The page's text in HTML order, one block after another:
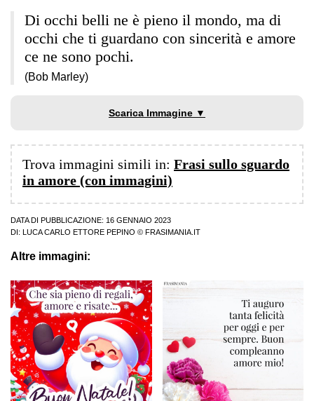
Di occhi belli ne è pieno il mondo, ma di
occhi che ti guardano con sincerità e amore
ce ne sono pochi.
(Bob Marley)
Scarica Immagine ▼
Trova immagini simili in: Frasi sullo sguardo
in amore (con immagini)
DATA DI PUBBLICAZIONE: 16 GENNAIO 2023
DI:
LUCA CARLO ETTORE PEPINO © FRASIMANIA.IT
Altre immagini: